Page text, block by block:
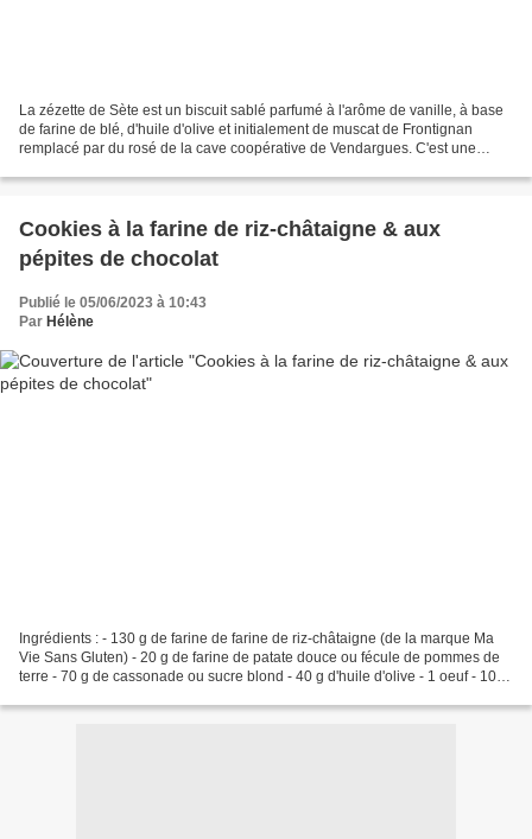
La zézette de Sète est un biscuit sablé parfumé à l'arôme de vanille, à base
de farine de blé, d'huile d'olive et initialement de muscat de Frontignan
remplacé par du rosé de la cave coopérative de Vendargues. C'est une
Cookies à la farine de riz-châtaigne & aux
pépites de chocolat
Publié le 05/06/2023 à 10:43
Par Hélène
Ingrédients : - 130 g de farine de farine de riz-châtaigne (de la marque Ma
Vie Sans Gluten) - 20 g de farine de patate douce ou fécule de pommes de
terre - 70 g de cassonade ou sucre blond - 40 g d'huile d'olive - 1 oeuf - 10 g